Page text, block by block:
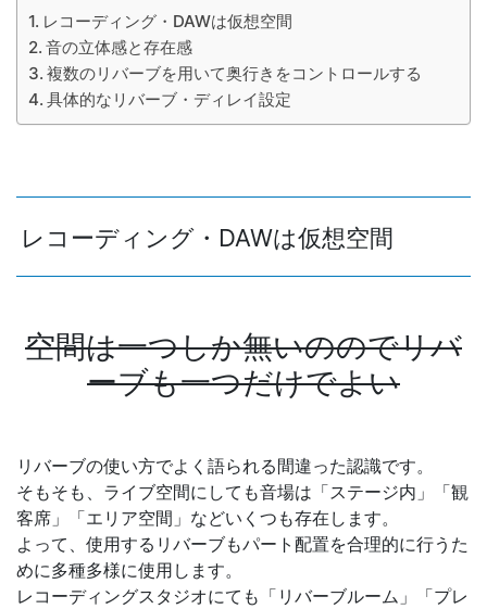
レコーディング・DAWは仮想空間
音の立体感と存在感
複数のリバーブを用いて奥行きをコントロールする
具体的なリバーブ・ディレイ設定
レコーディング・DAWは仮想空間
空間は一つしか無いののでリバ
ーブも一つだけでよい
リバーブの使い方でよく語られる間違った認識です。
そもそも、ライブ空間にしても音場は「ステージ内」「観
客席」「エリア空間」などいくつも存在します。
よって、使用するリバーブもパート配置を合理的に行うた
めに多種多様に使用します。
レコーディングスタジオにても「リバーブルーム」「プレ